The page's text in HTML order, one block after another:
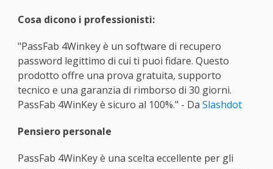
Cosa dicono i professionisti:
"PassFab 4Winkey è un software di recupero
password legittimo di cui ti puoi fidare. Questo
prodotto offre una prova gratuita, supporto
tecnico e una garanzia di rimborso di 30 giorni.
PassFab 4WinKey è sicuro al 100%." - Da Slashdot
Pensiero personale
PassFab 4WinKey è una scelta eccellente per gli